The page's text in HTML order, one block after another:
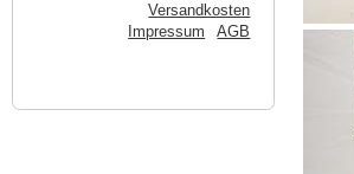
Versandkosten
Impressum
AGB